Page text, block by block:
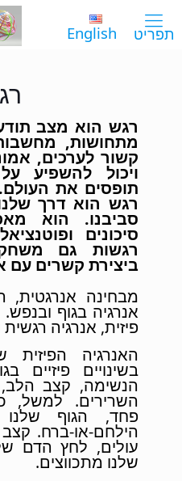
English
רגש הוא מצב
מתחושות,
קשור לערכים,
ויכול להשפיע
תופסים את
רגש הוא דרך
סביבנו. הוא
סיכונים
רגשות גם
ביצירת קשרים עם
מבחינה
אנרגיה בגוף
פיזית, אנרגיה
האנרגיה
בשינויים פיזיים
הנשימה, קצב
השרירים. למשל,
פחד, הגוף
הילחם-או-ברח.
עולים, לחץ הדם
שלנו מתכווצים.